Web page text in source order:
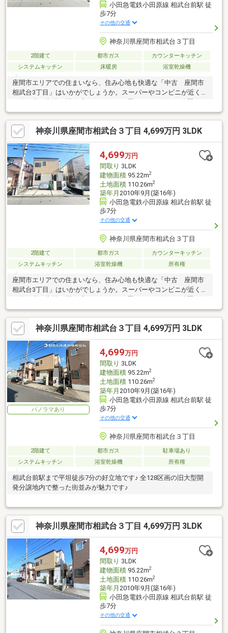
小田急電鉄小田原線 相武台前駅 徒
歩7分
その他の交通
神奈川県座間市相武台３丁目
2階建て 都市ガス
カウンターキッチン
システムキッチン
床暖房 浴室乾燥機
座間市エリアでの住まいなら、住み心地も快適な「中古 座間市
相武台3丁目」はいかがでしょうか。スーパーやコンビニが近く買
家です。
神奈川県座間市相武台３丁目 4,699万円 3LDK
4,699万円
間取り 3LDK
建物面積95.22m2
土地面積110.26m2
築年月 2010年9月(築16年)
小田急電鉄小田原線 相武台前駅 徒
歩7分
その他の交通
神奈川県座間市相武台３丁目
2階建て 都市ガス
カウンターキッチン
システムキッチン
浴室乾燥機 所有権
座間市エリアでの住まいなら、住み心地も快適な「中古 座間市
相武台3丁目」はいかがでしょうか。スーパーやコンビニが近く買
家です。
神奈川県座間市相武台３丁目 4,699万円 3LDK
パノラマあり
4,699万円
間取り 3LDK
建物面積95.22m2
土地面積110.26m2
築年月 2010年9月(築16年)
小田急電鉄小田原線 相武台前駅 徒
歩7分
その他の交通
神奈川県座間市相武台３丁目
2階建て 都市ガス
駐車場あり
システムキッチン
浴室乾燥機 所有権
相武台前駅まで平坦徒歩7分の好立地です♪ 全128区画の旧大型開
発分譲地内で整った街並みが魅力です♪
神奈川県座間市相武台３丁目 4,699万円 3LDK
4,699万円
間取り 3LDK
建物面積95.22m2
土地面積110.26m2
築年月 2010年9月(築16年)
小田急電鉄小田原線 相武台前駅 徒
歩7分
その他の交通